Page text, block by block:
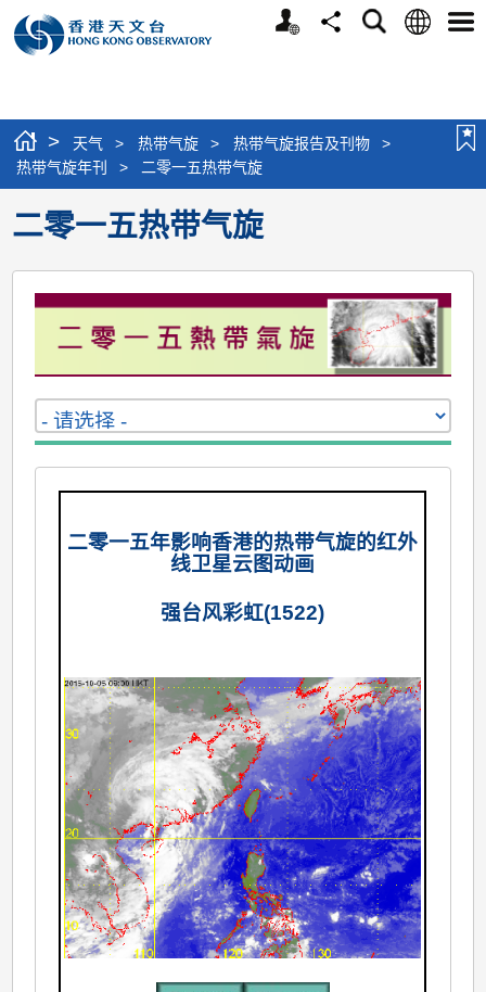
个
分
搜
语
选
> 天气 > 热带气旋 > 热带气旋报告及刊物
>
热带气旋年刊
> 二零一五热带气旋
二零一五热带气旋
二零一五年影响香港的热带气旋的红外
线卫星云图动画
强台风彩虹(1522)